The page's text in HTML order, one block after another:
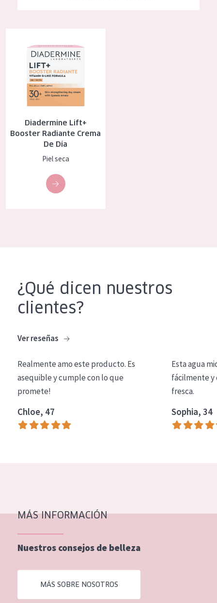
Regeneración
Firmeza
Piel menopáusica
TIPO DE PRODUCTO
Crema de día
Crema de noche
Crema de ojos
Expert
TIPO DE PIEL
Piel mixata o grasa
Piel madura
Piel menopáusica
Greek
Diadermine Lift+
Booster Radiante Crema
De Día
Piel seca
¿Qué dicen nuestros
clientes?
Ver reseñas
Realmente amo este producto. Es
asequible y cumple con lo que
promete!
Chloe, 47
Esta agua
fácilmente y
fresca.
Sophia, 34
MÁS INFORMACIÓN
Nuestros consejos de belleza
MÁS SOBRE NOSOTROS